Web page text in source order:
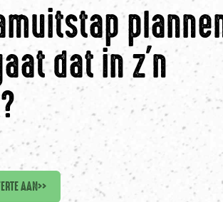
dat in z'n
AAN>>